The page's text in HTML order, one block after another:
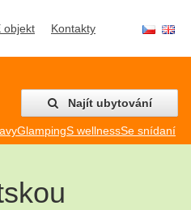
objekt Kontakty
Najít ubytování
GlampingS wellnessSe snídaní